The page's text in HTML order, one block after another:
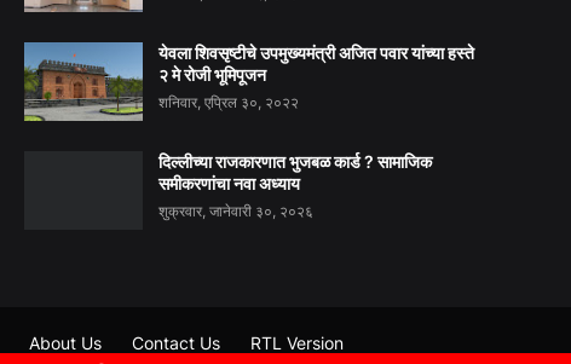
येवला शिवसृष्टीचे उपमुख्यमंत्री अजित पवार यांच्या हस्ते
२ मे रोजी भूमिपूजन
शनिवार, एप्रिल ३०, २०२२
दिल्लीच्या राजकारणात भुजबळ कार्ड ? सामाजिक
समीकरणांचा नवा अध्याय
शुक्रवार, जानेवारी ३०, २०२६
About Us Contact Us
RTL Version